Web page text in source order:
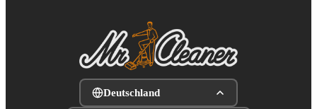
Deutschland